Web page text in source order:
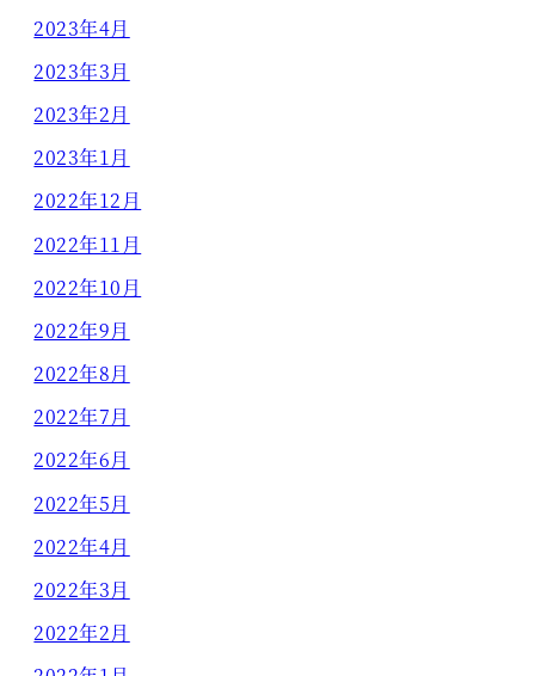
2023年4月
2023年3月
2023年2月
2023年1月
2022年12月
2022年11月
2022年10月
2022年9月
2022年8月
2022年7月
2022年6月
2022年5月
2022年4月
2022年3月
2022年2月